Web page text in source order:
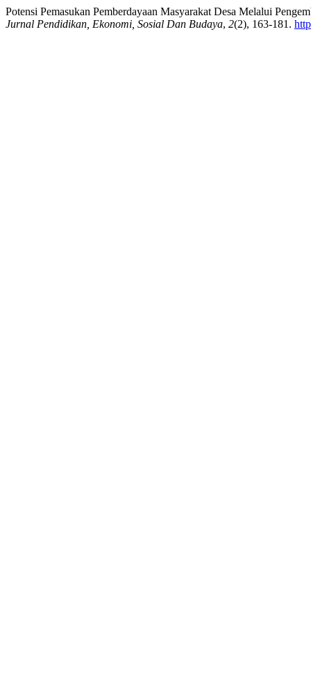
Potensi Pemasukan Pemberdayaan Masyarakat Desa Melalui
Jurnal Pendidikan, Ekonomi, Sosial Dan Budaya, 2(2), 163-181.